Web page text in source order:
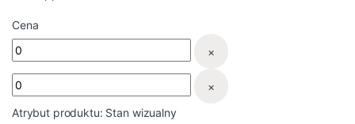
Cena
×
×
Atrybut produktu: Stan wizualny